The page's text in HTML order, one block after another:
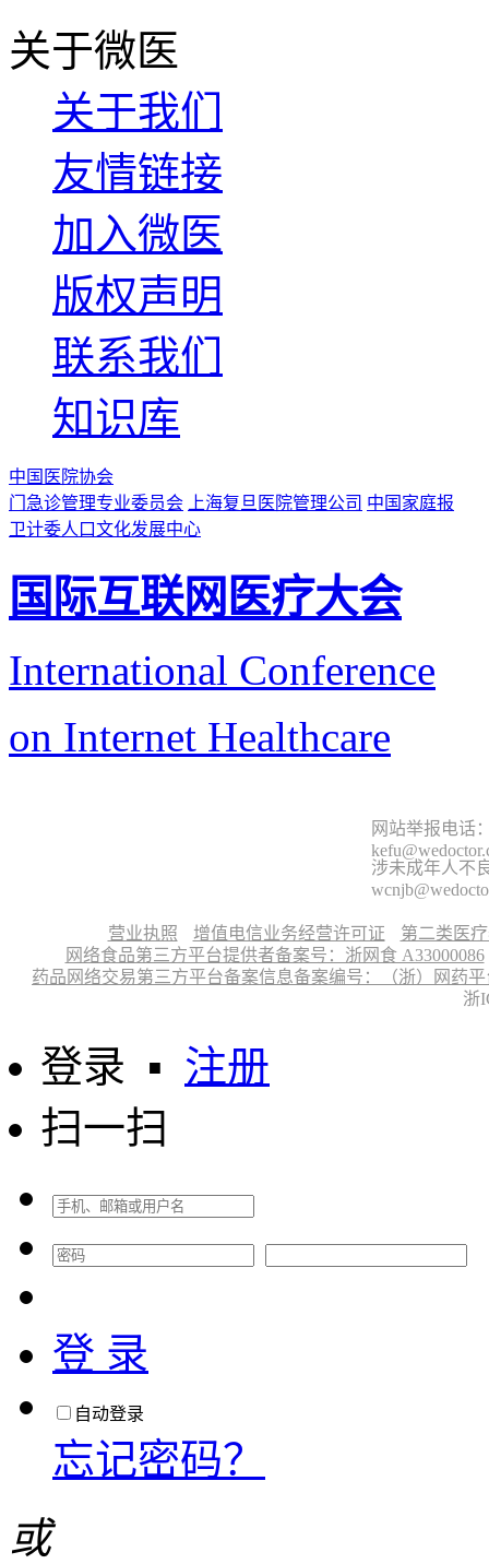
关于微医
关于我们
友情链接
加入微医
版权声明
联系我们
知识库
中国医院协会
门急诊管理专业委员会
上海复旦医院管理公司 中国家庭报
卫计委人口文化发展中心
国际互联网医疗大会
International Conference
on Internet Healthcare
网站举报电话
涉未成年人不
营业执照 增值电信业务经营许可证
第二类医
网络食品第三方平台提供者备案号：浙网食 A33000086
药品网络交易第三方平台备案信息备案编号：（浙）网药平
浙
登录 ▪ 注册
扫一扫
登 录
自动登录
忘记密码？
或